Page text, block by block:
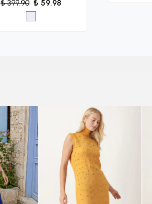
₺ 399.90 ₺ 59.98